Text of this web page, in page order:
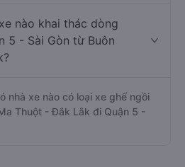
nào khai thác dòng
5 - Sài Gòn từ Buôn
nhà xe nào có loại xe ghế ngồi
Thuột - Đắk Lắk đi Quận 5 -